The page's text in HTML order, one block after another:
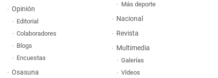
Opinión
Editorial
Colaboradores
Blogs
Encuestas
Osasuna
Más deporte
Nacional
Revista
Multimedia
Galerías
Vídeos